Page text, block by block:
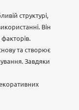
структурі,
Він
факторів.
та створює
Завдяки